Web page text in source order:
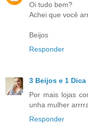
Oi tudo bem?
Achei que você
Beijos
Responder
3 Beijos e 1 Dica
Por mais lojas
unha mulher
Responder